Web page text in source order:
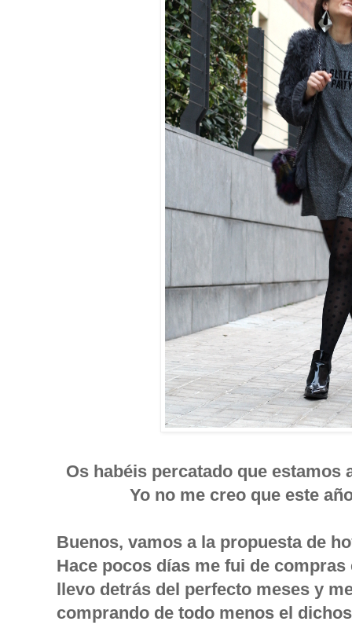
Os habéis percatado que estamos
Yo no me creo que este
Buenos, vamos a la propuesta de
Hace pocos días me fui de
llevo detrás del perfecto meses y
comprando de todo menos el